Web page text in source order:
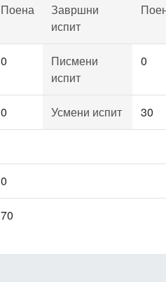
Поена
Завршни
испит
0
Писмени
испит
0
0 Усмени испит 30
0
70